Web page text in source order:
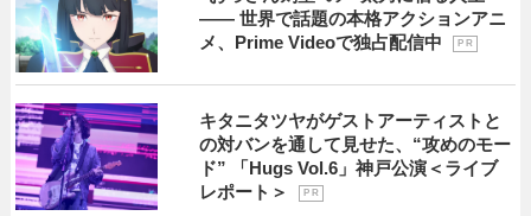
―― 世界で話題の本格アクションアニ
メ、Prime Videoで独占配信中
P R
キタニタツヤがゲストアーティストと
の対バンを通して見せた、“攻めのモー
ド” 「Hugs Vol.6」神戸公演＜ライブ
レポート＞
P R